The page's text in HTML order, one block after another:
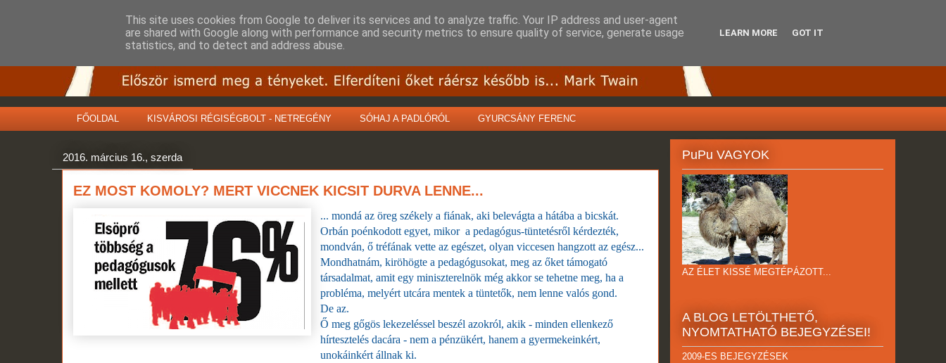
FŐOLDAL KISVÁROSI RÉGISÉGBOLT - NETREGÉNY SÓHAJ A PADLÓRÓL GYURCSÁNY FERENC
2016. március 16., szerda
EZ MOST KOMOLY? MERT VICCNEK KICSIT DURVA LENNE...
... mondá az öreg székely a fiának, aki belevágta a hátába a bicskát.
Orbán poénkodott egyet, mikor a pedagógus-tüntetésről kérdezték,
mondván, ő tréfának vette az egészet, olyan viccesen hangzott az egész...
Mondhatnám, kiröhögte a pedagógusokat, meg az őket támogató
társadalmat, amit egy miniszterelnök még akkor se tehetne meg, ha a
probléma, melyért utcára mentek a tüntetők, nem lenne valós gond.
De az.
Ő meg gőgös lekezeléssel beszél azokról, akik - minden ellenkező
hírtesztelés dacára - nem a pénzükért, hanem a gyermekeinkért,
unokáinkért állnak ki.
PuPu VAGYOK
AZ ÉLET KISSÉ MEGTÉPÁZOTT...
A BLOG LETÖLTHETŐ,
NYOMTATHATÓ BEJEGYZÉSEI!
2009-ES BEJEGYZÉSEK
This site uses cookies from Google to deliver its services and to analyze traffic. Your IP address and user-agent
are shared with Google along with performance and security metrics to ensure quality of service, generate usage
statistics, and to detect and address abuse.
LEARN MORE GOT IT